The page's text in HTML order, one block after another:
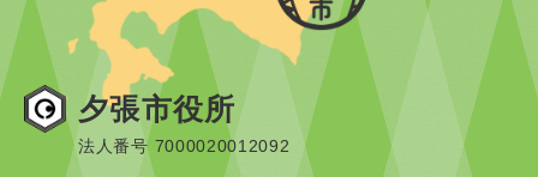
夕張市役所
法人番号 7000020012092